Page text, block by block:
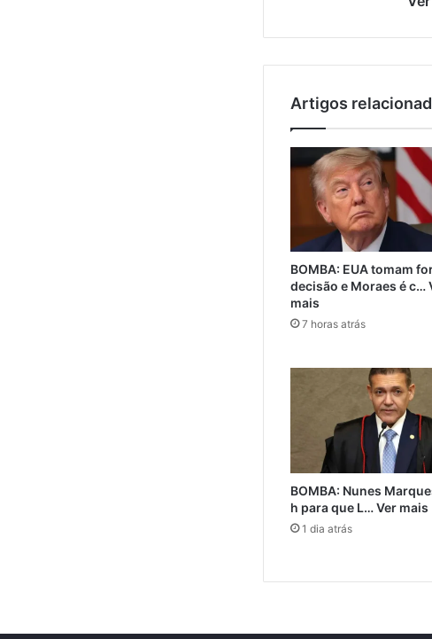
Artigos
BOMBA: EUA tomam
decisão e Moraes é c…
mais
7 horas atrás
BOMBA: Nunes
h para que L… Ver mais
1 dia atrás